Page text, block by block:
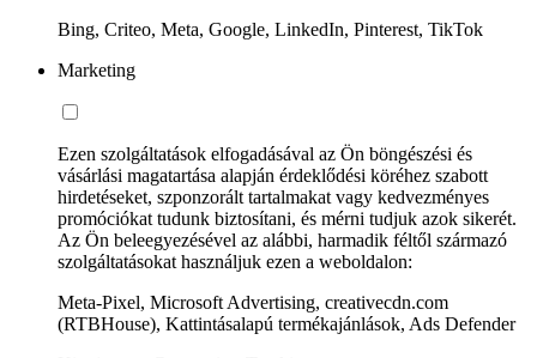
Bing, Criteo, Meta, Google, LinkedIn, Pinterest, TikTok
Marketing
Ezen szolgáltatások elfogadásával az Ön böngészési és
vásárlási magatartása alapján érdeklődési köréhez szabott
hirdetéseket, szponzorált tartalmakat vagy kedvezményes
promóciókat tudunk biztosítani, és mérni tudjuk azok sikerét.
Az Ön beleegyezésével az alábbi, harmadik féltől származó
szolgáltatásokat használjuk ezen a weboldalon:
Meta-Pixel, Microsoft Advertising, creativecdn.com
(RTBHouse), Kattintásalapú termékajánlások, Ads Defender